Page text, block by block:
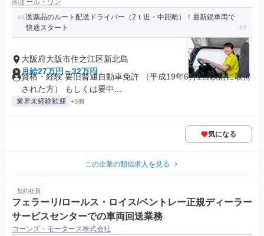
㈱オール・ワン
医薬品のルート配送ドライバー（2ｔ近・中距離）！最新鋭車両で
快適スタート
大阪府大阪市住之江区新北島
月給27万円～32万円
資格・経験 要旧普通自動車免許 （平成19年6月1日以前に取得
された方） もしくは要中...
業界未経験歓迎 +5個
気になる
この企業の類似求人を見る
契約社員
フェラーリ/ロールス・ロイス/ベントレー正規ディーラー
サービスセンターでの車両回送業務
コーンズ・モータース株式会社